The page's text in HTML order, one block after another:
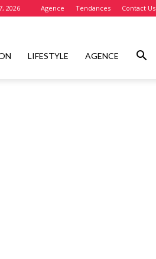
2026 Agence Tendances Contact Us
LIFESTYLE AGENCE